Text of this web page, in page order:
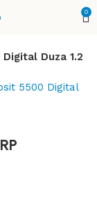
0
Duza 1.2